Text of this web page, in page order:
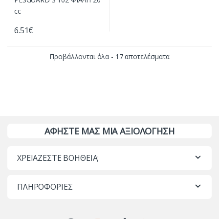
6.51€
Προβάλλονται όλα - 17 αποτελέσματα
ΑΦΗΣΤΕ ΜΑΣ ΜΙΑ ΑΞΙΟΛΟΓΗΣΗ
ΧΡΕΙΑΖΕΣΤΕ ΒΟΗΘΕΙΑ;
ΠΛΗΡΟΦΟΡΙΕΣ